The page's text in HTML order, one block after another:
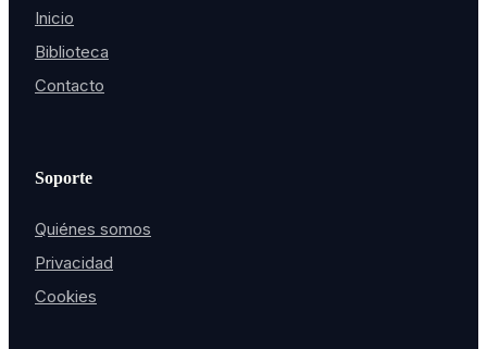
Inicio
Biblioteca
Contacto
Soporte
Quiénes somos
Privacidad
Cookies